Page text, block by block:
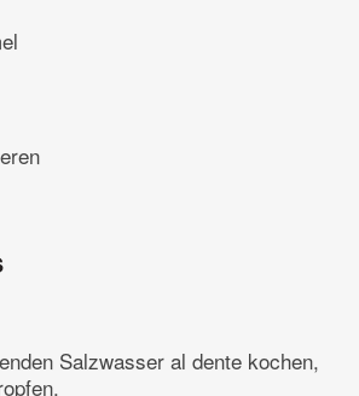
Salzwasser al dente kochen,